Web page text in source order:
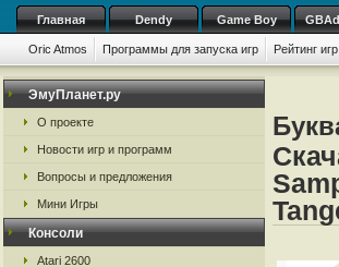
Главная Dendy Game Boy
Oric Atmos Программы для запуска игр Рейтинг игр
ЭмуПланет.ру
О проекте
Новости игр и программ
Вопросы и предложения
Мини Игры
Консоли
Atari 2600